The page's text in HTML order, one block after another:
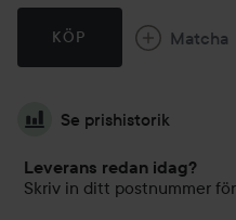
KÖP Matcha
Se prishistorik
Leverans redan idag?
Skriv in ditt postnummer